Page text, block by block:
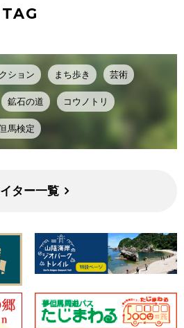
ション まち歩き 芸術
鉱石の道 コウノトリ
馬検定
ター一覧